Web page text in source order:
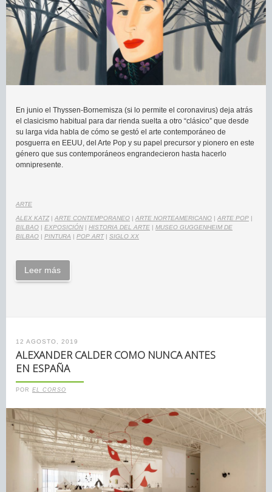
En junio el Thyssen-Bornemisza (si lo permite el coronavirus) deja atrás
el clasicismo habitual para dar rienda suelta a otro “clásico” que desde
su larga vida habla de cómo se gestó el arte contemporáneo de
posguerra en EEUU, del Arte Pop y su papel precursor y pionero en este
género que sus contemporáneos engrandecieron hasta hacerlo
omnipresente.
ARTE
ALEX KATZ| ARTE CONTEMPORANEO | ARTE NORTEAMERICANO | ARTE POP |
BILBAO | EXPOSICIÓN | HISTORIA DEL ARTE | MUSEO GUGGENHEIM DE
BILBAO | PINTURA | POP ART| SIGLO XX
Leer más
12 AGOSTO, 2019
ALEXANDER CALDER COMO NUNCA ANTES
EN ESPAÑA
POR EL CORSO